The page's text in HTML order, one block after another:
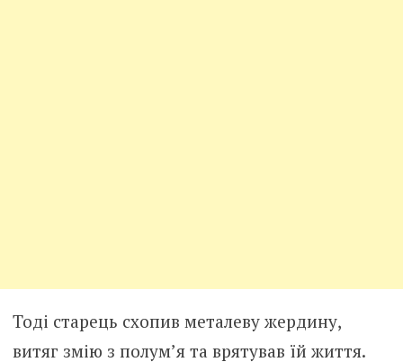
Тоді старець схопив металеву жердину,
витяг змію з полум’я та врятував їй життя.